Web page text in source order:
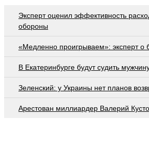
Эксперт оценил эффективность
обороны
«Медленно проигрываем»: эксперт о
В Екатеринбурге будут судить
Зеленский: у Украины нет планов
Арестован миллиардер Валерий